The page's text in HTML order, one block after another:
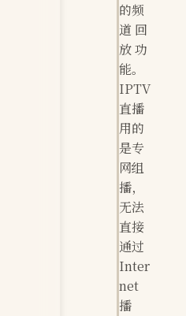
的频
道 回
放 功
能。
IPTV
直播
用的
是专
网组
播，
无法
直接
通过
Inter
net
播